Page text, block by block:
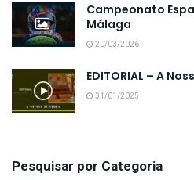
Campeonato
Málaga
20/03/2026
EDITORIAL – A
31/01/2025
Pesquisar por Categoria